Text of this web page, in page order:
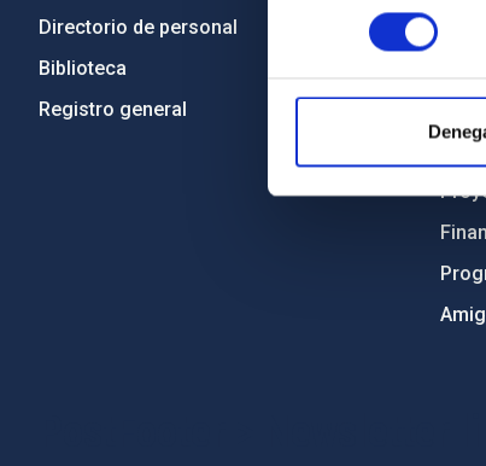
consentimiento
Directorio de personal
Biblioteca
Registro general